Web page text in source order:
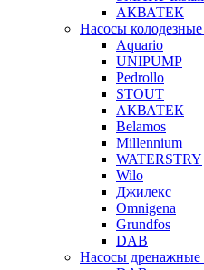
АКВАТЕК
Насосы колодезные
Aquario
UNIPUMP
Pedrollo
STOUT
АКВАТЕК
Belamos
Millennium
WATERSTRY
Wilo
Джилекс
Omnigena
Grundfos
DAB
Насосы дренажные